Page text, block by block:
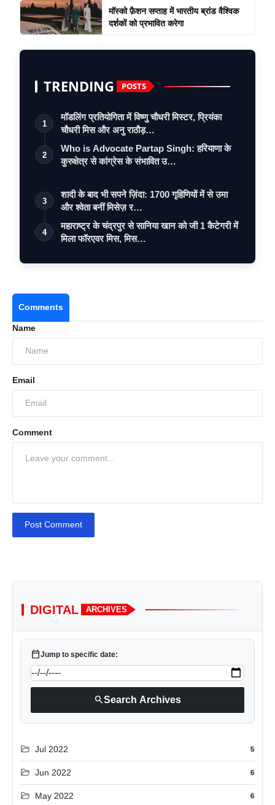
मॉस्को फ़ैशन सप्ताह में भारतीय ब्रांड वैश्विक
दर्शकों को प्रभावित करेगा
TRENDING POSTS
1
मॉडलिंग प्रतियोगिता में विष्णु चौधरी मिस्टर, प्रियंका
चौधरी मिस और अनु राठौड़…
2
Who is Advocate Partap Singh: हरियाणा के
कुरुक्षेत्र से कांग्रेस के संभावित उ…
3
शादी के बाद भी सपने ज़िंदा: 1700 गृहिणियों में से उमा
और श्वेता बनीं मिसेज़ र…
4
महाराष्ट्र के चंद्रपुर से सानिया खान को जी 1 कैटेगरी में
मिला फॉरएवर मिस, मिस…
Comments
Name
Email
Comment
Post Comment
DIGITAL ARCHIVES
calendar_todayJump to specific date:
searchSearch Archives
folder_open Jul 2022 5
folder_open Jun 2022 6
folder_open May 2022 6